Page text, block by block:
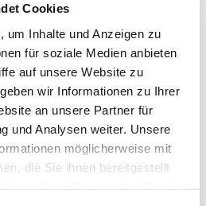
Cookies
um Inhalte und Anzeigen zu
für soziale Medien anbieten
auf unsere Website zu
wir Informationen zu Ihrer
an unsere Partner für
und Analysen weiter. Unsere
möglicherweise mit
die Sie ihnen bereitgestellt
Sie auch